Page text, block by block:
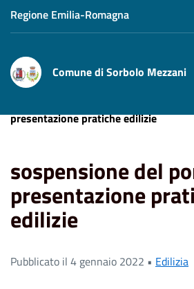
Regione Emilia-Romagna
Comune di Sorbolo Mezzani
presentazione pratiche edilizie
sospensione del
presentazione
edilizie
Pubblicato il 4 gennaio 2022 • Edilizia